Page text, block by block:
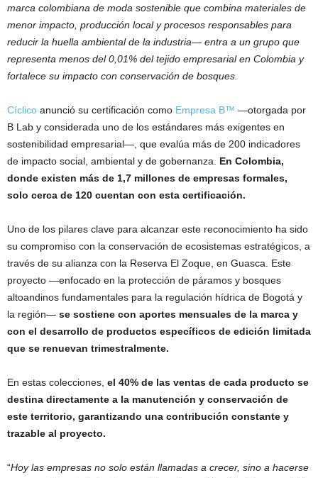
marca colombiana de moda sostenible que combina materiales de
menor impacto, producción local y procesos responsables para
reducir la huella ambiental de la industria— entra a un grupo que
representa menos del 0,01% del tejido empresarial en Colombia y
fortalece su impacto con conservación de bosques.
Cíclico anunció su certificación como Empresa B™ —otorgada por
B Lab y considerada uno de los estándares más exigentes en
sostenibilidad empresarial—, que evalúa más de 200 indicadores
de impacto social, ambiental y de gobernanza.
En Colombia,
donde existen más de 1,7 millones de empresas formales,
solo cerca de 120 cuentan con esta certificación.
Uno de los pilares clave para alcanzar este reconocimiento ha sido
su compromiso con la conservación de ecosistemas estratégicos, a
través de su alianza con la Reserva El Zoque, en Guasca. Este
proyecto —enfocado en la protección de páramos y bosques
altoandinos fundamentales para la regulación hídrica de Bogotá y
la región— se sostiene con aportes mensuales de la marca y
con el desarrollo de productos específicos de edición limitada
que se renuevan trimestralmente.
En estas colecciones, el 40% de las ventas de cada producto se
destina directamente a la manutención y conservación de
este territorio, garantizando una contribución constante y
trazable al proyecto.
“Hoy las empresas no solo están llamadas a crecer, sino a hacerse